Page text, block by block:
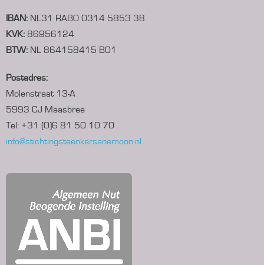
IBAN: NL31 RABO 0314 5853 38
KVK: 86956124
BTW: NL 864158415 B01
Postadres:
Molenstraat 13-A
5993 CJ Maasbree
Tel: +31 (0)6 81 50 10 70
info@stichtingsteenkersanemoon.nl